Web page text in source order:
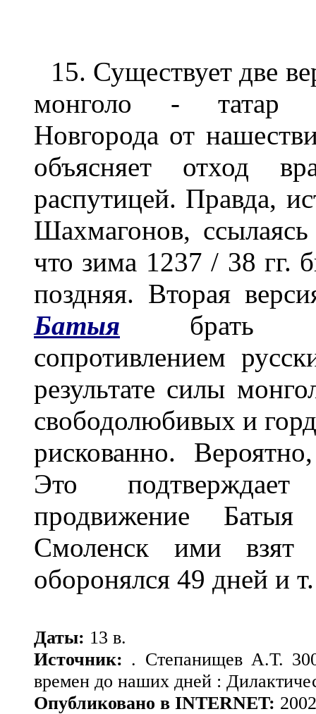
15. Существует две
монголо - татар и,
Новгорода от
объясняет
распутицей. Правда,
Шахмагонов,
что зима 1237 / 38 гг.
поздняя. Вторая
Батыя
брать
сопротивлением
результате силы
свободолюбивых и
рискованно.
Это
продвижение
Смоленск ими
оборонялся 49 дней и
Даты: 13 в.
Источник: . Степанищев А.Т.
времен до наших дней :
Опубликовано в INTERNET: